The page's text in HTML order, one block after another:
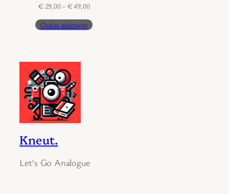
€ 29,00– €49,00Prijsklasse:
tot
Opties selecteren
Kneut.
Let's Go Analogue